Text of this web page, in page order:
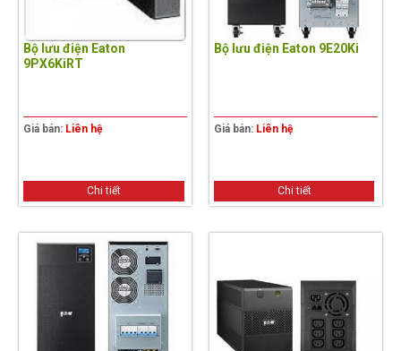
Bộ lưu điện Eaton
9PX6KiRT
Giá bán: Liên hệ
Chi tiết
Bộ lưu điện Eaton 9E20Ki
Giá bán: Liên hệ
Chi tiết